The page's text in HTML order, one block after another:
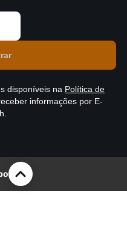
disponíveis na Política de
informações por E-